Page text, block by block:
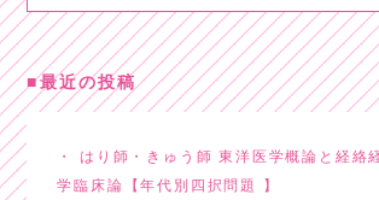
最近の投稿
はり師・きゅう師 東洋医学概論と経絡
学臨床論【年代別四択問題 】